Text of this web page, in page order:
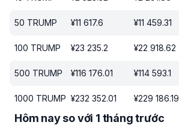
50 TRUMP ¥11 617.6 ¥11 459.31
100 TRUMP ¥23 235.2 ¥22 918.62
500 TRUMP ¥116 176.01 ¥114 593.1
1000 TRUMP ¥232 352.01 ¥229 186.19
Hôm nay so với 1 tháng trước